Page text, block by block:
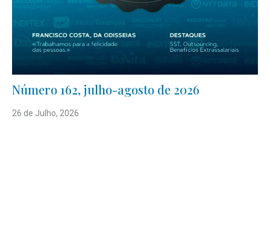
Número 162, julho-agosto de 2026
26 de Julho, 2026